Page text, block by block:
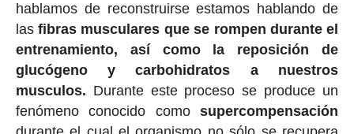
hablamos de reconstruirse estamos hablando de
lasfibras musculares que se rompen durante el
entrenamiento, así como la reposición de
glucógeno y carbohidratos a nuestros
musculos. Durante este proceso se produce un
fenómeno conocido comosupercompensación